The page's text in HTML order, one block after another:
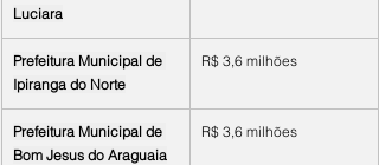
Luciara
Prefeitura Municipal de
Ipiranga do Norte
R$ 3,6 milhões
Prefeitura Municipal de
Bom Jesus do Araguaia
R$ 3,6 milhões